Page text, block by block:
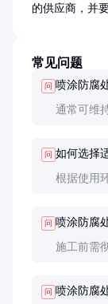
的供应商，并
常见问题
问 喷涂防腐
通常可维
问 如何选择
根据使用
问 喷涂防腐
施工前需
问 喷涂防腐